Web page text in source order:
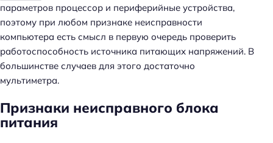
параметров процессор и периферийные устройства,
поэтому при любом признаке неисправности
компьютера есть смысл в первую очередь проверить
работоспособность источника питающих напряжений. В
большинстве случаев для этого достаточно
мультиметра.
Признаки неисправного блока
питания